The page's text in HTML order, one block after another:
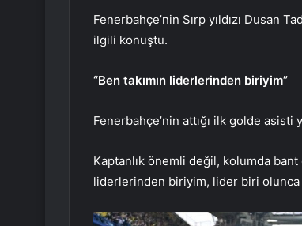
Fenerbahçe’nin Sırp yıldızı Dusan
ilgili konuştu.
“Ben takımın liderlerinden biriyim”
Fenerbahçe’nin attığı ilk golde asisti
Kaptanlık önemli değil, kolumda
liderlerinden biriyim, lider biri olunca